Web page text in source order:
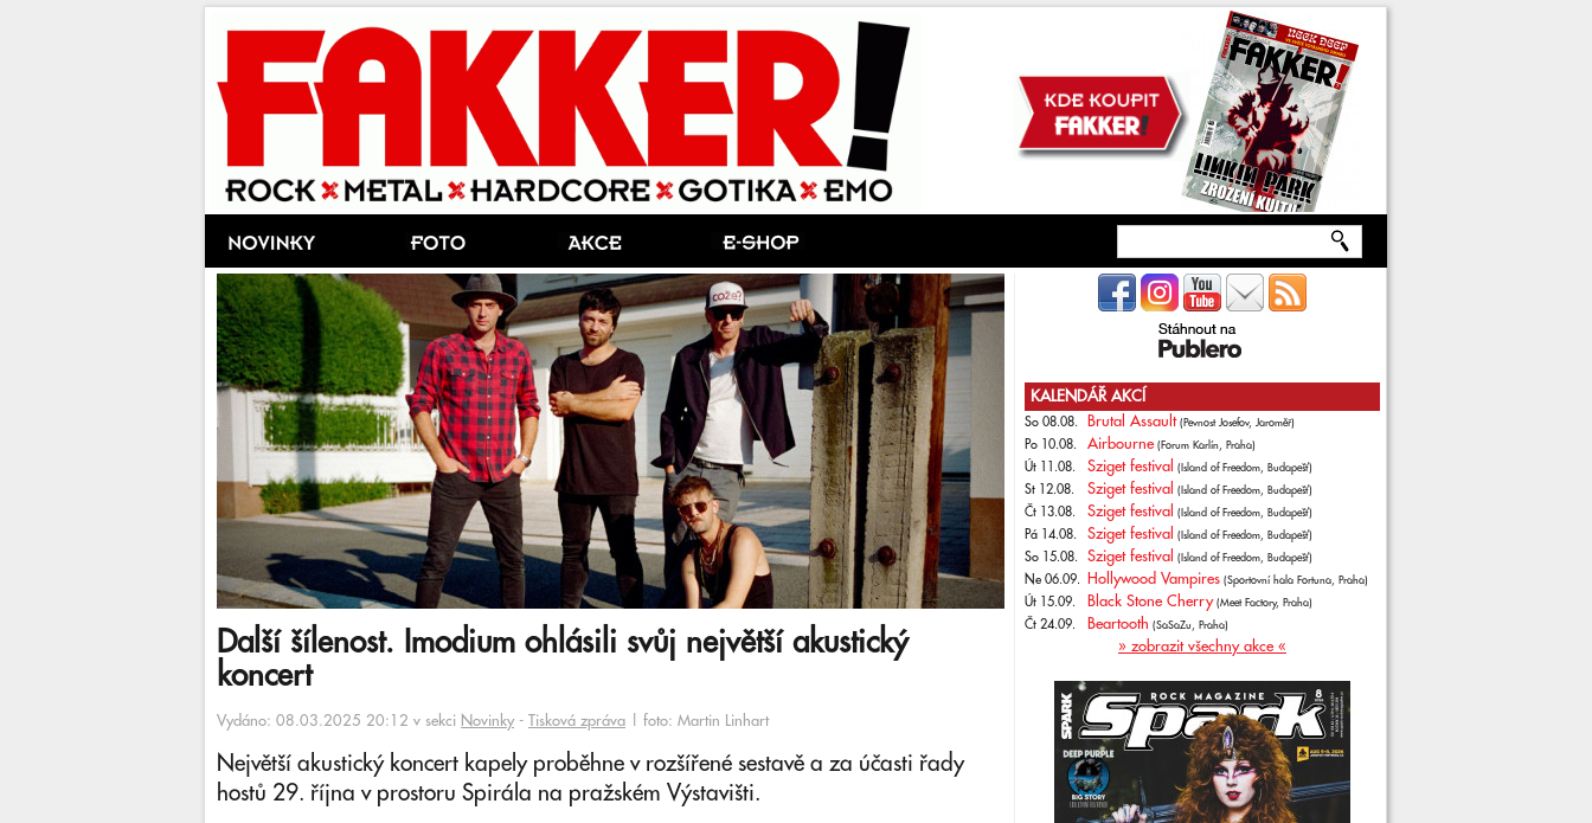
Další šílenost. Imodium ohlásili svůj největší akustický
koncert
Vydáno: 08.03.2025 20:12 v sekci Novinky - Tisková zpráva | foto: Martin Linhart
Největší akustický koncert kapely proběhne v rozšířené sestavě a za účasti řady
hostů 29. října v prostoru Spirála na pražském Výstavišti.
KALENDÁŘ AKCÍ
So 08.08. Brutal Assault (Pevnost Josefov, Jaroměř)
Po 10.08. Airbourne (Forum Karlín, Praha)
Út 11.08. Sziget festival (Island of Freedom, Budapešť)
St 12.08. Sziget festival (Island of Freedom, Budapešť)
Čt 13.08. Sziget festival (Island of Freedom, Budapešť)
Pá 14.08. Sziget festival (Island of Freedom, Budapešť)
So 15.08. Sziget festival (Island of Freedom, Budapešť)
Ne 06.09. Hollywood Vampires (Sportovní hala Fortuna, Praha)
Út 15.09. Black Stone Cherry (Meet Factory, Praha)
Čt 24.09. Beartooth (SaSaZu, Praha)
» zobrazit všechny akce «